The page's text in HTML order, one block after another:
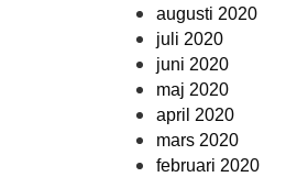
augusti 2020
juli 2020
juni 2020
maj 2020
april 2020
mars 2020
februari 2020